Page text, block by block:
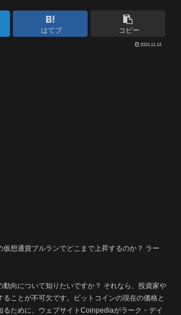
はてブ コピー
2024.11.14
仮想通貨ブルランでどこまで上昇するのか？ ラー
動向について知りたいですか？ それなら、投資家や
ることが不可欠です。ビットコインの現在の価格と
るために、ウェブサイトCoinpediaがラーク・デイ